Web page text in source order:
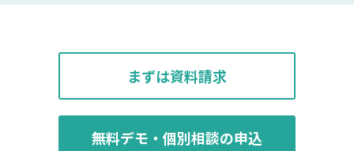
まずは資料請求
無料デモ・個別相談の申込